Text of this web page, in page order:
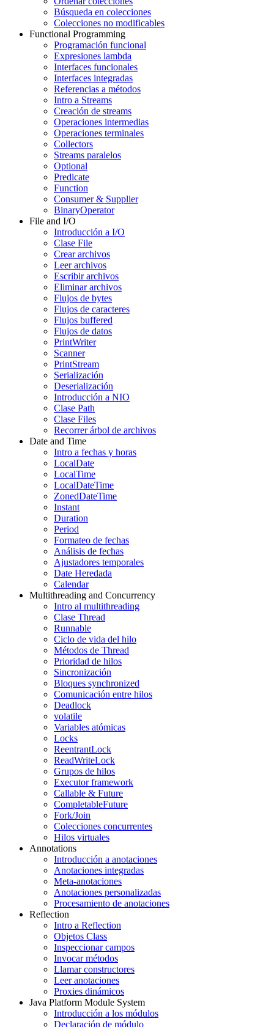
Búsqueda en colecciones
Colecciones no modificables
Functional Programming
Programación funcional
Expresiones lambda
Interfaces funcionales
Interfaces integradas
Referencias a métodos
Intro a Streams
Creación de streams
Operaciones intermedias
Operaciones terminales
Collectors
Streams paralelos
Optional
Predicate
Function
Consumer & Supplier
BinaryOperator
File and I/O
Introducción a I/O
Clase File
Crear archivos
Leer archivos
Escribir archivos
Eliminar archivos
Flujos de bytes
Flujos de caracteres
Flujos buffered
Flujos de datos
PrintWriter
Scanner
PrintStream
Serialización
Deserialización
Introducción a NIO
Clase Path
Clase Files
Recorrer árbol de archivos
Date and Time
Intro a fechas y horas
LocalDate
LocalTime
LocalDateTime
ZonedDateTime
Instant
Duration
Period
Formateo de fechas
Análisis de fechas
Ajustadores temporales
Date Heredada
Calendar
Multithreading and Concurrency
Intro al multithreading
Clase Thread
Runnable
Ciclo de vida del hilo
Métodos de Thread
Prioridad de hilos
Sincronización
Bloques synchronized
Comunicación entre hilos
Deadlock
volatile
Variables atómicas
Locks
ReentrantLock
ReadWriteLock
Grupos de hilos
Executor framework
Callable & Future
CompletableFuture
Fork/Join
Colecciones concurrentes
Hilos virtuales
Annotations
Introducción a anotaciones
Anotaciones integradas
Meta-anotaciones
Anotaciones personalizadas
Procesamiento de anotaciones
Reflection
Intro a Reflection
Objetos Class
Inspeccionar campos
Invocar métodos
Llamar constructores
Leer anotaciones
Proxies dinámicos
Java Platform Module System
Introducción a los módulos
Declaración de módulo